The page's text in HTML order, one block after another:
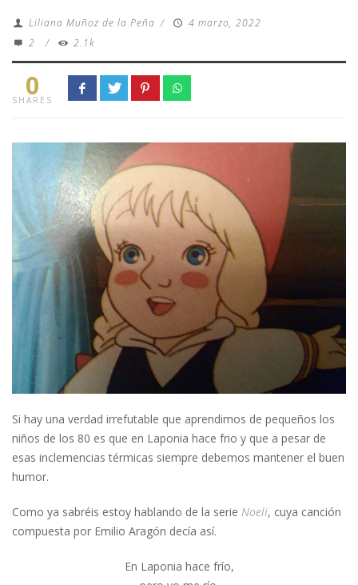
Liliana Muñoz de la Peña /
4 marzo, 2022
2
/ 2.1k
0
SHARES
Si hay una verdad irrefutable que aprendimos de pequeños los
niños de los 80 es que en Laponia hace frio y que a pesar de
esas inclemencias térmicas siempre debemos mantener el buen
humor.
Como ya sabréis estoy hablando de la serie Noeli, cuya canción
compuesta por Emilio Aragón decía así.
En Laponia hace frío,